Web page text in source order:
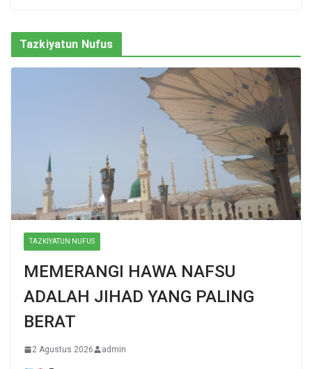
Tazkiyatun Nufus
TAZKIYATUN NUFUS
MEMERANGI HAWA NAFSU
ADALAH JIHAD YANG PALING
BERAT
2 Agustus 2026 admin